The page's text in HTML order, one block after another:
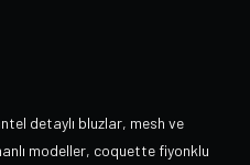
detaylı bluzlar, mesh ve
modeller, coquette fiyonklu